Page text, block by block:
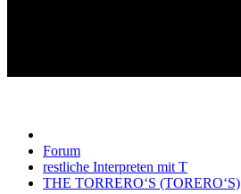
Forum
restliche Interpreten mit T
THE TORRERO‘S (TORERO‘S)